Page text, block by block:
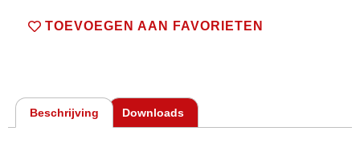
TOEVOEGEN AAN FAVORIETEN
Beschrijving Downloads